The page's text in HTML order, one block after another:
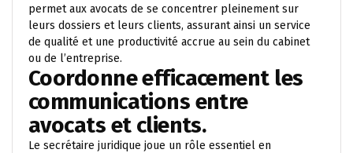
permet aux avocats de se concentrer pleinement sur
leurs dossiers et leurs clients, assurant ainsi un service
de qualité et une productivité accrue au sein du cabinet
ou de l’entreprise.
Coordonne efficacement les
communications entre
avocats et clients.
Le secrétaire juridique joue un rôle essentiel en